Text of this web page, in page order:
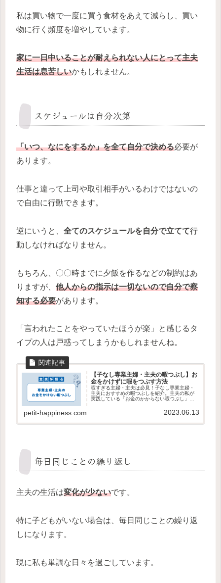
私は買い物で一度に買う食材をあえて減らし、買い
物に行く頻度を増やしています。
家に一日中いることが耐えられない人にとって主夫
生活は息苦しいかもしれません。
スケジュールは自分次第
「いつ、なにをするか」を全て自分で決める必要が
あります。
仕事と違って上司や取引相手がいるわけではないの
で自由に行動できます。
逆にいうと、 全てのスケジュールを自分で立てて行
動しなければなりません。
もちろん、〇〇時までに夕飯を作るなどの制約はあ
りますが、 他人からの指示は一切ないので自分で察
知する必要があります。
「言われたことをやっていたほうが楽」と感じるタ
イプの人は戸惑ってしまうかもしれませんね。
【子なし専業主婦・主夫の暇つぶし】お
金をかけずに暇をつぶす方法
暇すぎる主婦・主夫は必見！子なし専業主婦・
主夫におすすめの暇つぶしを紹介。主夫の私が
実践している「お金のかからない暇つぶし」を
petit-happiness.com 2023.06.13
毎日同じことの繰り返し
主夫の生活は変化が少ないです。
特に子どもがいない場合は、毎日同じことの繰り返
しになります。
現に私も単調な日々を過ごしています。